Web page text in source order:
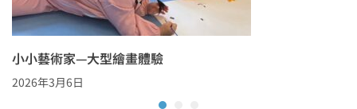
小小藝術家—大型繪畫體驗
2026年3月6日